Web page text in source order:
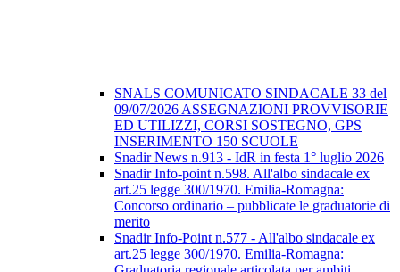
SNALS COMUNICATO SINDACALE 33 del
09/07/2026 ASSEGNAZIONI PROVVISORIE
ED UTILIZZI, CORSI SOSTEGNO, GPS
INSERIMENTO 150 SCUOLE
Snadir News n.913 - IdR in festa 1° luglio 2026
Snadir Info-point n.598. All'albo sindacale ex
art.25 legge 300/1970. Emilia-Romagna:
Concorso ordinario – pubblicate le graduatorie di
merito
Snadir Info-Point n.577 - All'albo sindacale ex
art.25 legge 300/1970. Emilia-Romagna: